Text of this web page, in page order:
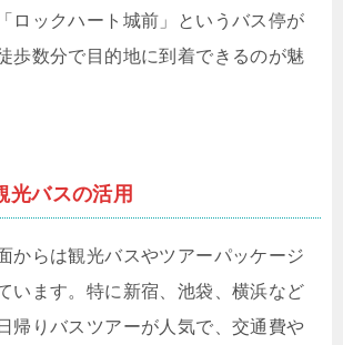
ロックハート城前」というバス停が
歩数分で目的地に到着できるのが魅
光バスの活用
からは観光バスやツアーパッケージ
います。特に新宿、池袋、横浜など
帰りバスツアーが人気で、交通費や